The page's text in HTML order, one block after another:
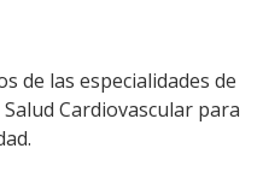
de las especialidades de
Cardiovascular para